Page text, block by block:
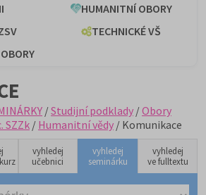
HUMANITNÍ OBORY
TECHNICKÉ VŠ
/Studijní podklady /Obory
SZZk / Humanitní vědy / Komunikace
vyhledej
učebnici
vyhledej
seminárku
vyhledej
ve fulltextu